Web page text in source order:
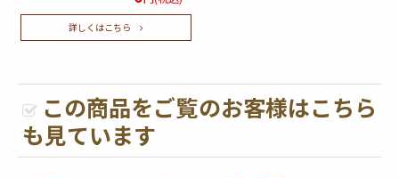
詳しくはこちら
この商品をご覧のお客様はこちら
も見ています